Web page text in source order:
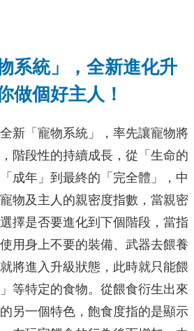
系統」，全新進化升
做個好主人！
新「寵物系統」，率先讓寵物將
階段性的持續成長，從「生命的
成年」到最終的「完全體」，中
物及主人的親密度指數，當親密
擇是否要進化到下個階段，當指
用身上不要的裝備、武器去餵養
將進入升級狀態，此時就只能餵
等特定的食物。從餵食衍生出來
另一個特色，飽食度指的是顯示